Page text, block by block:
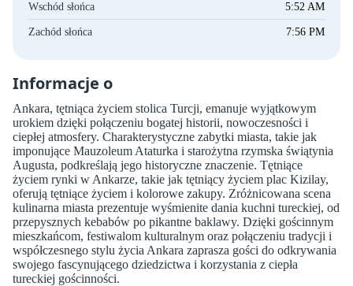
Wschód słońca 5:52 AM
Zachód słońca 7:56 PM
Informacje o
Ankara, tętniąca życiem stolica Turcji, emanuje wyjątkowym
urokiem dzięki połączeniu bogatej historii, nowoczesności i
ciepłej atmosfery. Charakterystyczne zabytki miasta, takie jak
imponujące Mauzoleum Ataturka i starożytna rzymska świątynia
Augusta, podkreślają jego historyczne znaczenie. Tętniące
życiem rynki w Ankarze, takie jak tętniący życiem plac Kizilay,
oferują tętniące życiem i kolorowe zakupy. Zróżnicowana scena
kulinarna miasta prezentuje wyśmienite dania kuchni tureckiej, od
przepysznych kebabów po pikantne baklawy. Dzięki gościnnym
mieszkańcom, festiwalom kulturalnym oraz połączeniu tradycji i
współczesnego stylu życia Ankara zaprasza gości do odkrywania
swojego fascynującego dziedzictwa i korzystania z ciepła
tureckiej gościnności.